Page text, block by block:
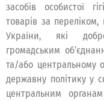
засобів особистої
товарів за переліком,
України, які
громадським
та/або центральному
державну політику у
центральним